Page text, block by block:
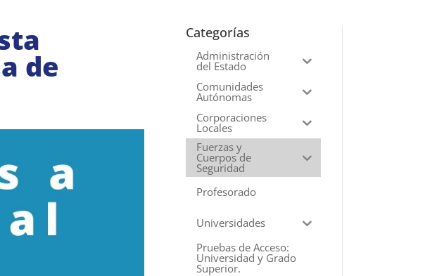
de
Categorías
Administración
del Estado
Comunidades
Autónomas
Corporaciones
Locales
Fuerzas y
Cuerpos de
Seguridad
Profesorado
Universidades
Pruebas de Acceso:
Universidad y Grado
Superior.